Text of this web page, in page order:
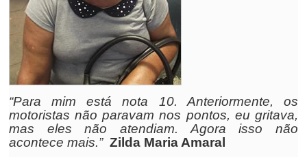
“Para mim está nota 10. Anteriormente, os
motoristas não paravam nos pontos, eu gritava,
mas eles não atendiam. Agora isso não
acontece mais.” Zilda Maria Amaral